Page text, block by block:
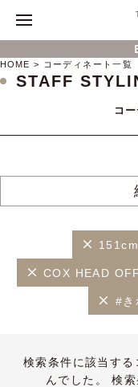
HOME コーディネート一覧
STAFF
コ
COX HEAD
#き
検索条件に該当す
んでした。 検